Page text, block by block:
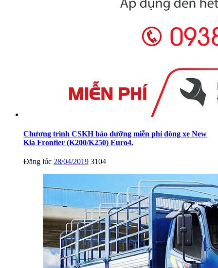
Chương trình CSKH bảo dưỡng miễn phí dòng xe New
Kia Frontier (K200/K250) Euro4.
Đăng lúc 28/04/2019 3104